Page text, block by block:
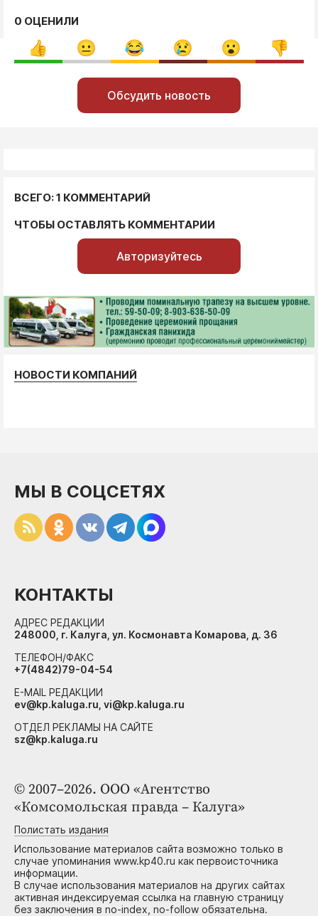
0 ОЦЕНИЛИ
Обсудить новость
ВСЕГО: 1 КОММЕНТАРИЙ
ЧТОБЫ ОСТАВЛЯТЬ КОММЕНТАРИИ
Авторизуйтесь
НОВОСТИ КОМПАНИЙ
© 2007–2026. ООО «Агентство
«Комсомольская правда – Калуга»
Полистать издания
Использование материалов сайта возможно только в
случае упоминания www.kp40.ru как первоисточника
информации.
В случае использования материалов на других сайтах
активная индексируемая ссылка на главную страницу
без заключения в no-index, no-follow обязательна.
МЫ В СОЦСЕТЯХ
КОНТАКТЫ
АДРЕС РЕДАКЦИИ
248000, г. Калуга, ул. Космонавта Комарова, д. 36
ТЕЛЕФОН/ФАКС
+7(4842)79-04-54
E-MAIL РЕДАКЦИИ
ev@kp.kaluga.ru, vi@kp.kaluga.ru
ОТДЕЛ РЕКЛАМЫ НА САЙТЕ
sz@kp.kaluga.ru